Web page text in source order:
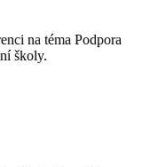
na téma Podpora
školy.